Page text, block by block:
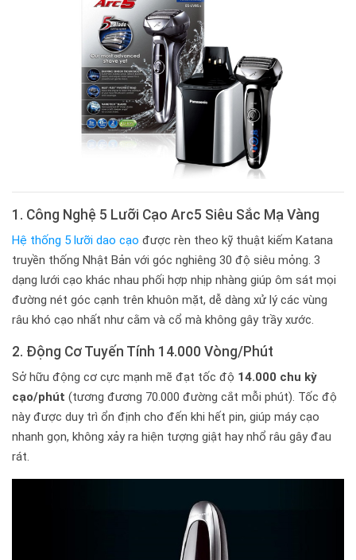
1. Công Nghệ 5 Lưỡi Cạo Arc5 Siêu Sắc Mạ Vàng
Hệ thống 5 lưỡi dao cạo được rèn theo kỹ thuật kiếm Katana
truyền thống Nhật Bản với góc nghiêng 30 độ siêu mỏng. 3
dạng lưới cạo khác nhau phối hợp nhịp nhàng giúp ôm sát mọi
đường nét góc cạnh trên khuôn mặt, dễ dàng xử lý các vùng
râu khó cạo nhất như cằm và cổ mà không gây trầy xước.
2. Động Cơ Tuyến Tính 14.000 Vòng/Phút
Sở hữu động cơ cực mạnh mẽ đạt tốc độ 14.000 chu kỳ
cạo/phút (tương đương 70.000 đường cắt mỗi phút). Tốc độ
này được duy trì ổn định cho đến khi hết pin, giúp máy cạo
nhanh gọn, không xảy ra hiện tượng giật hay nhổ râu gây đau
rát.